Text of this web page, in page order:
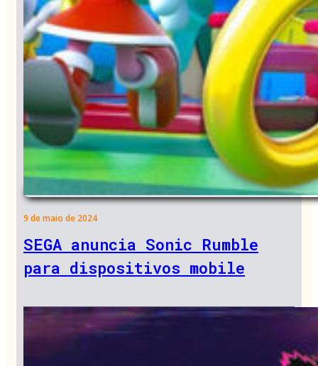
9 de maio de 2024
SEGA anuncia Sonic Rumble
para dispositivos mobile